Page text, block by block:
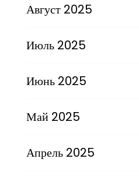
Август 2025
Июль 2025
Июнь 2025
Май 2025
Апрель 2025